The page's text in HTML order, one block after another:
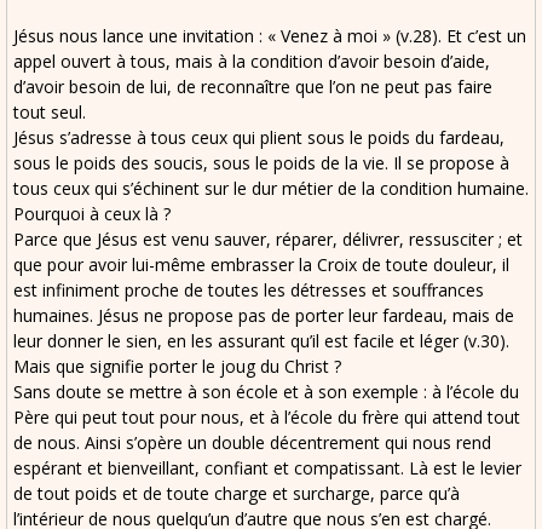
Jésus nous lance une invitation : « Venez à moi » (v.28). Et c’est un
appel ouvert à tous, mais à la condition d’avoir besoin d’aide,
d’avoir besoin de lui, de reconnaître que l’on ne peut pas faire
tout seul.
Jésus s’adresse à tous ceux qui plient sous le poids du fardeau,
sous le poids des soucis, sous le poids de la vie. Il se propose à
tous ceux qui s’échinent sur le dur métier de la condition humaine.
Pourquoi à ceux là ?
Parce que Jésus est venu sauver, réparer, délivrer, ressusciter ; et
que pour avoir lui-même embrasser la Croix de toute douleur, il
est infiniment proche de toutes les détresses et souffrances
humaines. Jésus ne propose pas de porter leur fardeau, mais de
leur donner le sien, en les assurant qu’il est facile et léger (v.30).
Mais que signifie porter le joug du Christ ?
Sans doute se mettre à son école et à son exemple : à l’école du
Père qui peut tout pour nous, et à l’école du frère qui attend tout
de nous. Ainsi s’opère un double décentrement qui nous rend
espérant et bienveillant, confiant et compatissant. Là est le levier
de tout poids et de toute charge et surcharge, parce qu’à
l’intérieur de nous quelqu’un d’autre que nous s’en est chargé.